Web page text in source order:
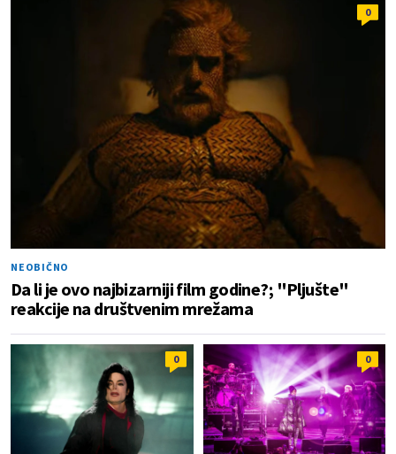
0
NEOBIČNO
Da li je ovo najbizarniji film godine?; "Pljušte"
reakcije na društvenim mrežama
0 0